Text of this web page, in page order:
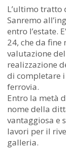
L’ultimo tratto
Sanremo
entro l’estate.
24, che da
valutazione
realizzazione
di completare
ferrovia.
Entro la metà
nome della
vantaggiosa e
lavori per il
galleria.